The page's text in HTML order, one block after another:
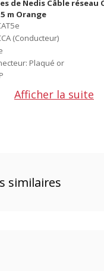
de Nedis Câble réseau
m Orange
(Conducteur)
Plaqué or
Rond
7.5 m
07-08-2026 inclus.
Afficher la suite
similaires